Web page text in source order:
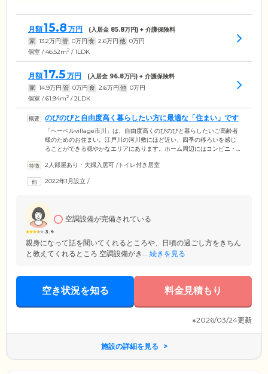
月額15.8 万円 (入居金 85.8万円) + 介護保険料
家 13.2万円 管 0万円 食 2.6万円 他 0万円
個室 / 46.52m2 / 1LDK
月額17.5 万円 (入居金 96.8万円) + 介護保険料
家 14.9万円 管 0万円 食 2.6万円 他 0万円
個室 / 61.94m2 / 2LDK
のびのびと自由度高く暮らしたい方に最適な「住まい」です
「ヘーベルvillage市川」は、自由度高くのびのびと暮らしたいご高齢者
様のためのお住まい。江戸川の河川敷にほど近い、四季の移ろいを感じ
ることができる穏やかなエリアにあります。ホーム周辺にはコンビニ・
速・総武本線「市川」駅から徒歩9分の場所にあり、遠方にお住まいのご
1LDK～2LDKのゆとりあるお部屋をご用意しました。室内にはキッチ
2人部屋あり・夫婦入居可 /トイレ付き居室
2022年1月設立 /
3.4
空調設備が完備されている
親身になって話を聞いてくれるところや、日頃の過ごし方をきちん
と教えてくれるところ 空調設備がき... 続きを見る
空き状況を知る 料金見積もり
※2026/03/24更新
施設の詳細を見る